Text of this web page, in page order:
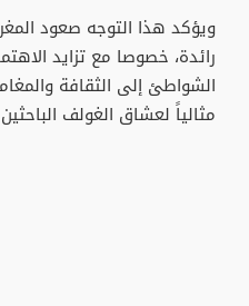
ويؤكد هذا التوجه صعود
رائدة، خصوصا مع تزايد
الشواطئ إلى الثقافة
مثالياً لعشاق الغولف